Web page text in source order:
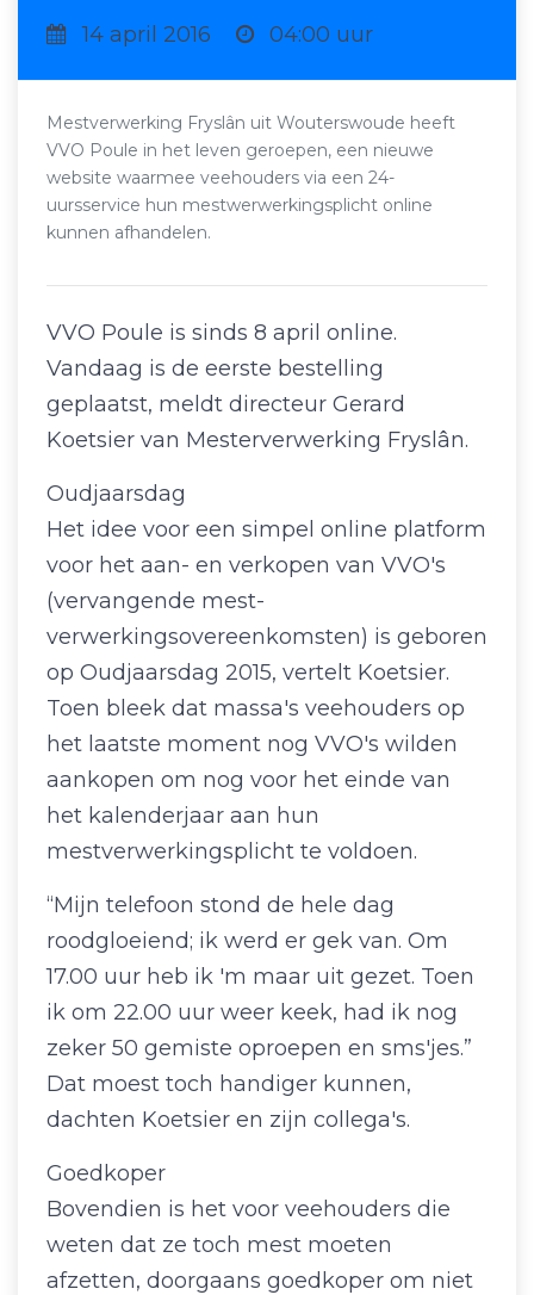
14 april 2016 04:00 uur
Mestverwerking Fryslân uit Wouterswoude heeft
VVO Poule in het leven geroepen, een nieuwe
website waarmee veehouders via een 24-
uursservice hun mestwerwerkingsplicht online
kunnen afhandelen.
VVO Poule is sinds 8 april online.
Vandaag is de eerste bestelling
geplaatst, meldt directeur Gerard
Koetsier van Mesterverwerking Fryslân.
Oudjaarsdag
Het idee voor een simpel online platform
voor het aan- en verkopen van VVO's
(vervangende mest-
verwerkingsovereenkomsten) is geboren
op Oudjaarsdag 2015, vertelt Koetsier.
Toen bleek dat massa's veehouders op
het laatste moment nog VVO's wilden
aankopen om nog voor het einde van
het kalenderjaar aan hun
mestverwerkingsplicht te voldoen.
“Mijn telefoon stond de hele dag
roodgloeiend; ik werd er gek van. Om
17.00 uur heb ik 'm maar uit gezet. Toen
ik om 22.00 uur weer keek, had ik nog
zeker 50 gemiste oproepen en sms'jes.”
Dat moest toch handiger kunnen,
dachten Koetsier en zijn collega's.
Goedkoper
Bovendien is het voor veehouders die
weten dat ze toch mest moeten
afzetten, doorgaans goedkoper om niet